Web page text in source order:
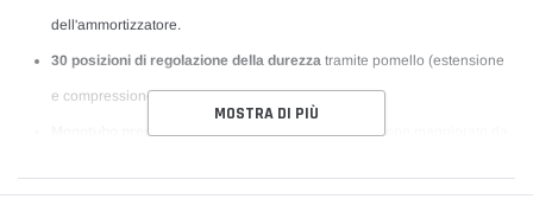
dell'ammortizzatore.
30 posizioni di regolazione della durezza tramite pomello (estensione
e compressione simultanee).
Monotubo pressurizzato con pistone flottante: pistone maggiorato da
MOSTRA DI PIÙ